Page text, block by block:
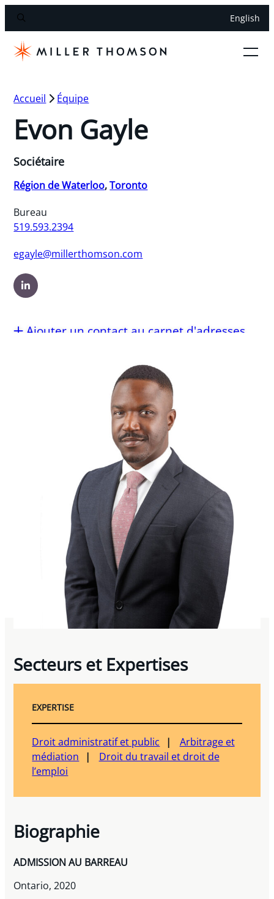
English
Accueil Équipe
Evon Gayle
Sociétaire
Région de Waterloo,Toronto
Bureau
519.593.2394
egayle@millerthomson.com
Ajouter un contact au carnet d'adresses
Secteurs et Expertises
EXPERTISE
Droit administratif et public
Arbitrage et
médiation
Droit du travail et droit de
l’emploi
Biographie
ADMISSION AU BARREAU
Ontario, 2020